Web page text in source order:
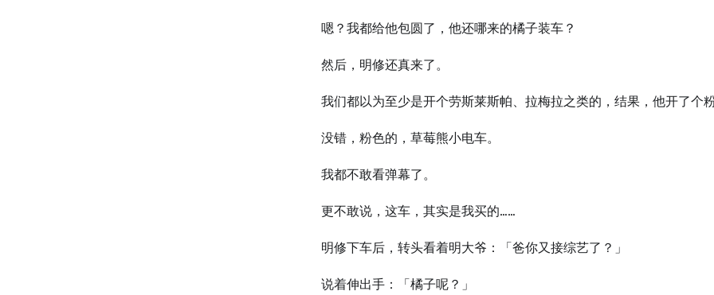
嗯？我都给他包圆了，他还哪来的橘子装车？
然后，明修还真来了。
我们都以为至少是开个劳斯莱斯帕、拉梅拉之类的，结果，他开了个
没错，粉色的，草莓熊小电车。
我都不敢看弹幕了。
更不敢说，这车，其实是我买的……
明修下车后，转头看着明大爷：「爸你又接综艺了？」
说着伸出手：「橘子呢？」